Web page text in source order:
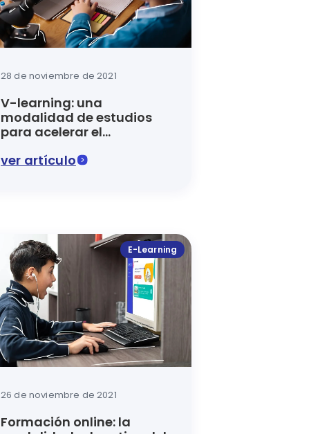
28 de noviembre de 2021
V-learning: una
modalidad de estudios
para acelerar el
ver artículo
E-Learning
26 de noviembre de 2021
Formación online: la